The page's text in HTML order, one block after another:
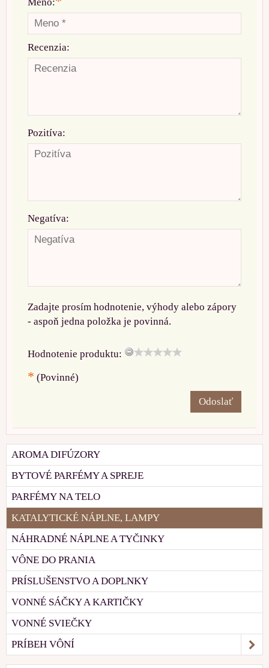
Recenzia:
Pozitíva:
Negatíva:
Zadajte prosím hodnotenie, výhody alebo zápory
- aspoň jedna položka je povinná.
Hodnotenie produktu:
* (Povinné)
Odoslať
AROMA DIFÚZORY
BYTOVÉ PARFÉMY A SPREJE
PARFÉMY NA TELO
KATALYTICKÉ NÁPLNE, LAMPY
NÁHRADNÉ NÁPLNE A TYČINKY
VÔNE DO PRANIA
PRÍSLUŠENSTVO A DOPLNKY
VONNÉ SÁČKY A KARTIČKY
VONNÉ SVIEČKY
PRÍBEH VÔNÍ